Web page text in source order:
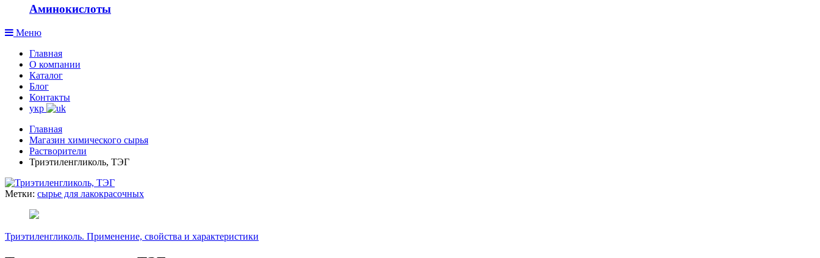
Аминокислоты
Меню
Главная
О компании
Каталог
Блог
Контакты
укр
Главная
Магазин химического сырья
Растворители
Триэтиленгликоль, ТЭГ
Метки: сырье для лакокрасочных
Триэтиленгликоль. Применение, свойства и характеристики